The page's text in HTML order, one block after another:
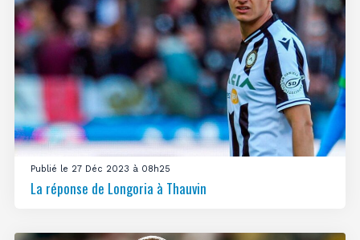
Publié le 27 Déc 2023 à 08h25
La réponse de Longoria à Thauvin